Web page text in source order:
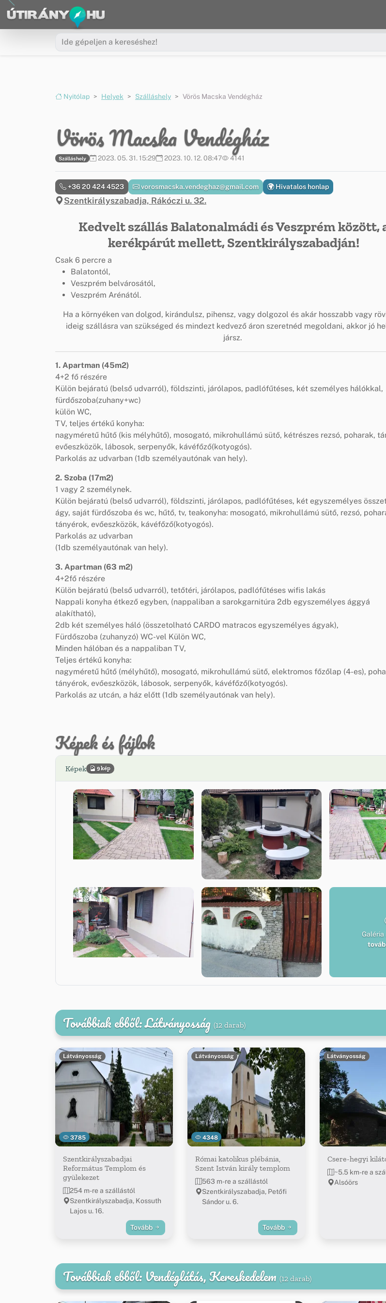
Ugrás a menüre
Ugrás a tartalomra
Nyitólap Helyek Szálláshely Vörös Macska Vendégház
Vörös Macska Vendégház
Szálláshely 2023. 05. 31. 15:29 2023. 10. 12. 08:47 4141
Szentkirályszabadja, Rákóczi u. 32.
+36 20 424 4523 vorosmacska.vendeghaz@gmail.com Hivatalos honlap
Kedvelt szállás Balatonalmádi és Veszprém között,
kerékpárút mellett, Szentkirályszabadján!
Csak 6 percre a
Balatontól,
Veszprém belvárosától,
Veszprém Arénától.
Ha a környéken van dolgod, kirándulsz, pihensz, vagy dolgozol és akár hosszabb vagy
ideig szállásra van szükséged és mindezt kedvező áron szeretnéd megoldani, akkor jó
jársz.
1. Apartman (45m2)
4+2 fő részére
Külön bejáratú (belső udvarról), földszinti, járólapos, padlófűtéses, két személyes hálókkal,
fürdőszoba(zuhany+wc)
külön WC,
TV, teljes értékű konyha:
nagyméretű hűtő (kis mélyhűtő), mosogató, mikrohullámú sütő, kétrészes rezsó, poharak,
evőeszközök, lábosok, serpenyők, kávéfőző(kotyogós).
Parkolás az udvarban (1db személyautónak van hely).
2. Szoba (17m2)
1 vagy 2 személynek.
Külön bejáratú (belső udvarról), földszinti, járólapos, padlófűtéses, két egyszemélyes
ágy, saját fürdőszoba és wc, hűtő, tv, teakonyha: mosogató, mikrohullámú sütő, rezsó,
tányérok, evőeszközök, kávéfőző(kotyogós).
Parkolás az udvarban
(1db személyautónak van hely).
3. Apartman (63 m2)
4+2fő részére
Külön bejáratú (belső udvarról), tetőtéri, járólapos, padlófűtéses wifis lakás
Nappali konyha étkező egyben, (nappaliban a sarokgarnitúra 2db egyszemélyes ággyá
alakítható),
2db két személyes háló (összetolható CARDO matracos egyszemélyes ágyak),
Fürdőszoba (zuhanyzó) WC-vel Külön WC,
Minden hálóban és a nappaliban TV,
Teljes értékű konyha:
nagyméretű hűtő (mélyhűtő), mosogató, mikrohullámú sütő, elektromos főzőlap (4-es),
tányérok, evőeszközök, lábosok, serpenyők, kávéfőző(kotyogós).
Parkolás az utcán, a ház előtt (1db személyautónak van hely).
Képek és fájlok
Képek 9 kép
Galéria
Továbbiak ebből: Látványosság (12 darab)
3785
Látványosság
Szentkirályszabadjai
Református Templom és
gyülekezet
254 m-re a szállástól
Szentkirályszabadja, Kossuth
Lajos u. 16.
Tovább
4348
Látványosság
Római katolikus plébánia,
Szent István király templom
563 m-re a szállástól
Szentkirályszabadja, Petőfi
Sándor u. 6.
Tovább
Látványosság
Csere-hegyi
~5.5 km-re a
Alsóörs
Továbbiak ebből: Vendéglátás, Kereskedelem (12 darab)